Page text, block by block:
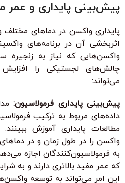
پیش‌بینی پایداری و عمر
پایداری واکسن در دماهای مختلف
اثربخشی آن در برنامه‌های
واکسن‌هایی که نیاز به زنجیره
چالش‌های لجستیکی را
می‌تواند:
پیش‌بینی پایداری فرمولاسیون:
داده‌های مربوط به ترکیب
مطالعات پایداری آموزش
واکسن را در طول زمان و در
به فرمولاسیون‌کنندگان اجازه
که عمر مفید بالاتری دارند و به
این امر می‌تواند به توسعه